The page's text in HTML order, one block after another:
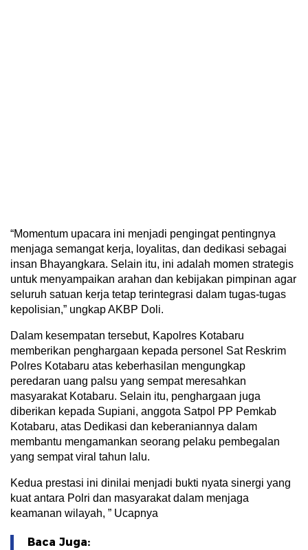
“Momentum upacara ini menjadi pengingat pentingnya
menjaga semangat kerja, loyalitas, dan dedikasi sebagai
insan Bhayangkara. Selain itu, ini adalah momen strategis
untuk menyampaikan arahan dan kebijakan pimpinan agar
seluruh satuan kerja tetap terintegrasi dalam tugas-tugas
kepolisian,” ungkap AKBP Doli.
Dalam kesempatan tersebut, Kapolres Kotabaru
memberikan penghargaan kepada personel Sat Reskrim
Polres Kotabaru atas keberhasilan mengungkap
peredaran uang palsu yang sempat meresahkan
masyarakat Kotabaru. Selain itu, penghargaan juga
diberikan kepada Supiani, anggota Satpol PP Pemkab
Kotabaru, atas Dedikasi dan keberaniannya dalam
membantu mengamankan seorang pelaku pembegalan
yang sempat viral tahun lalu.
Kedua prestasi ini dinilai menjadi bukti nyata sinergi yang
kuat antara Polri dan masyarakat dalam menjaga
keamanan wilayah, ” Ucapnya
Baca Juga: